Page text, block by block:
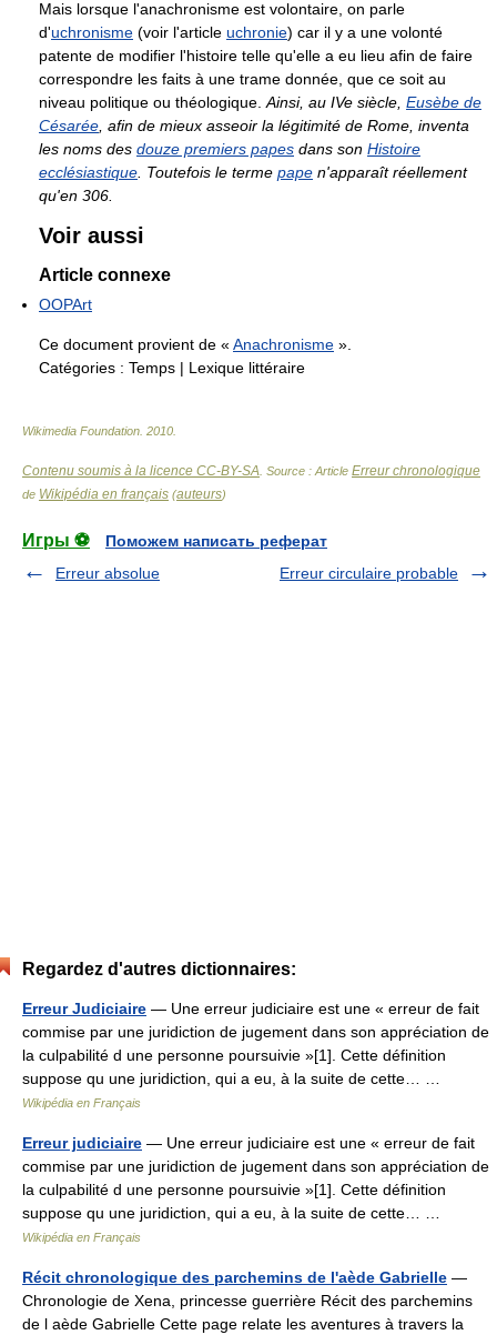
Mais lorsque l'anachronisme est volontaire, on parle
d'uchronisme (voir l'article uchronie) car il y a une volonté
patente de modifier l'histoire telle qu'elle a eu lieu afin de faire
correspondre les faits à une trame donnée, que ce soit au
niveau politique ou théologique. Ainsi, au IVe siècle, Eusèbe de
Césarée , afin de mieux asseoir la légitimité de Rome, inventa
les noms des douze premiers papes dans son Histoire
ecclésiastique . Toutefois le terme pape n'apparaît réellement
qu'en 306.
Voir aussi
Article connexe
OOPArt
Ce document provient de « Anachronisme ».
Catégories : Temps | Lexique littéraire
Wikimedia Foundation 2010
Contenu soumis à la licence CC-BY-SA . Source : Article Erreur chronologique
de Wikipédia en français (auteurs)
Игры ⚽
Поможем написать реферат
Erreur absolue
Erreur circulaire probable
Regardez d'autres dictionnaires:
Erreur Judiciaire — Une erreur judiciaire est une « erreur de fait
commise par une juridiction de jugement dans son appréciation de
la culpabilité d une personne poursuivie »[1]. Cette définition
suppose qu une juridiction, qui a eu, à la suite de cette… …
Wikipédia en Français
Erreur judiciaire — Une erreur judiciaire est une « erreur de fait
commise par une juridiction de jugement dans son appréciation de
la culpabilité d une personne poursuivie »[1]. Cette définition
suppose qu une juridiction, qui a eu, à la suite de cette… …
Wikipédia en Français
Récit chronologique des parchemins de l'aède Gabrielle —
Chronologie de Xena, princesse guerrière Récit des parchemins
de l aède Gabrielle Cette page relate les aventures à travers la